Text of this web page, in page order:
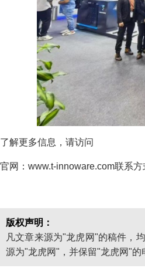
了解更多信息，请访问
官网：www.t-innoware.com联系
版权声明：
凡文章来源为"龙虎网"的稿件，
源为"龙虎网"，并保留"龙虎网"的